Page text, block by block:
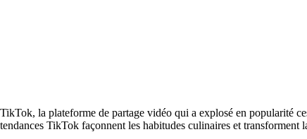
TikTok, la plateforme de partage vidéo qui a explosé en popularité
tendances TikTok façonnent les habitudes culinaires et transforment